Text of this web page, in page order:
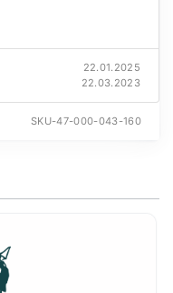
22.01.2025
22.03.2023
SKU-47-000-043-160